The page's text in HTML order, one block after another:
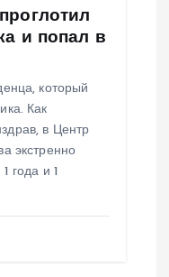
и попал в
который
Как
в Центр
экстренно
года и 1